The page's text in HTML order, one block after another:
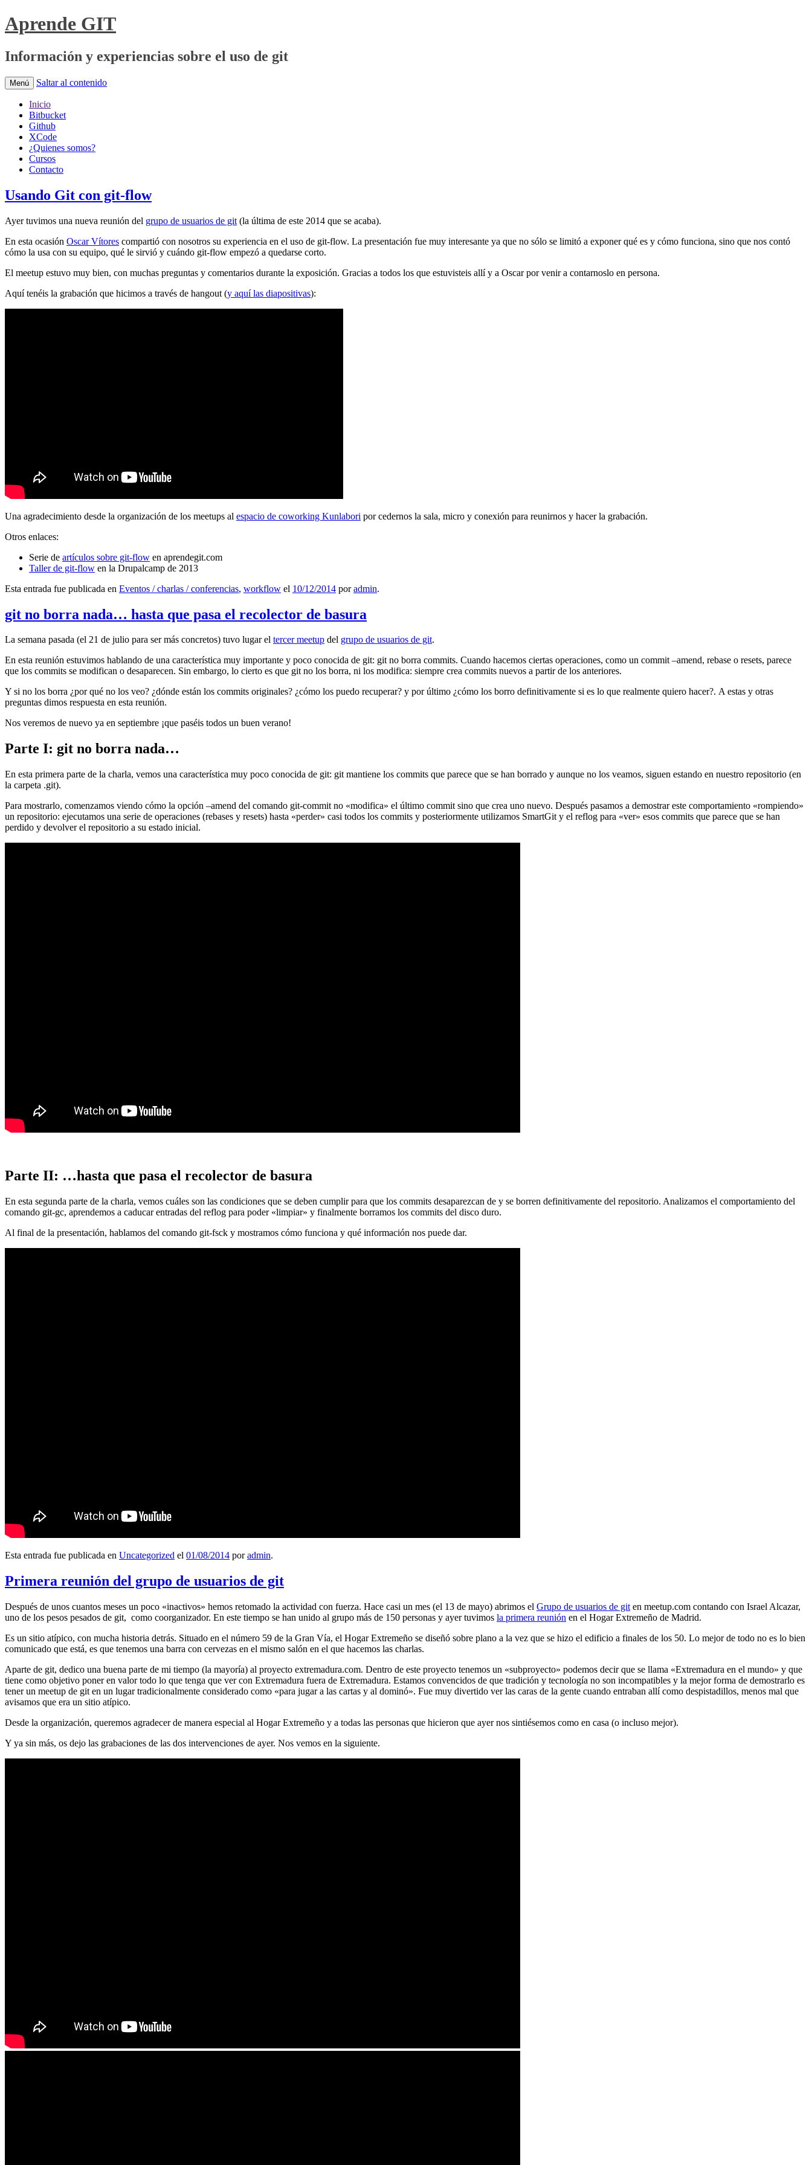
Aprende GIT
Información y experiencias sobre el uso de git
Menú Saltar al contenido
Inicio
Bitbucket
Github
XCode
¿Quienes somos?
Cursos
Contacto
Usando Git con git-flow
Ayer tuvimos una nueva reunión del grupo de usuarios de git (la última de este 2014 que se acaba).
En esta ocasión Oscar Vítores compartió con nosotros su experiencia en el uso de git-flow. La presentación fue muy interesante ya que no sólo se limitó a exponer qué es y cómo funciona, sino que nos contó
cómo la usa con su equipo, qué le sirvió y cuándo git-flow empezó a quedarse corto.
El meetup estuvo muy bien, con muchas preguntas y comentarios durante la exposición. Gracias a todos los que estuvisteis allí y a Oscar por venir a contarnoslo en persona.
Aquí tenéis la grabación que hicimos a través de hangout (y aquí las diapositivas):
Una agradecimiento desde la organización de los meetups al espacio de coworking Kunlabori por cedernos la sala, micro y conexión para reunirnos y hacer la grabación.
Otros enlaces:
Serie de artículos sobre git-flow en aprendegit.com
Taller de git-flow en la Drupalcamp de 2013
Esta entrada fue publicada en Eventos / charlas / conferencias, workflow el 10/12/2014 poradmin.
git no borra nada… hasta que pasa el recolector de basura
La semana pasada (el 21 de julio para ser más concretos) tuvo lugar el tercer meetup del grupo de usuarios de git.
En esta reunión estuvimos hablando de una característica muy importante y poco conocida de git: git no borra commits. Cuando hacemos ciertas operaciones, como un commit –amend, rebase o resets, parece
que los commits se modifican o desaparecen. Sin embargo, lo cierto es que git no los borra, ni los modifica: siempre crea commits nuevos a partir de los anteriores.
Y si no los borra ¿por qué no los veo? ¿dónde están los commits originales? ¿cómo los puedo recuperar? y por último ¿cómo los borro definitivamente si es lo que realmente quiero hacer?. A estas y otras
preguntas dimos respuesta en esta reunión.
Nos veremos de nuevo ya en septiembre ¡que paséis todos un buen verano!
Parte I: git no borra nada…
En esta primera parte de la charla, vemos una característica muy poco conocida de git: git mantiene los commits que parece que se han borrado y aunque no los veamos, siguen estando en nuestro repositorio (en
la carpeta .git).
Para mostrarlo, comenzamos viendo cómo la opción –amend del comando git-commit no «modifica» el último commit sino que crea uno nuevo. Después pasamos a demostrar este comportamiento «rompiendo»
un repositorio: ejecutamos una serie de operaciones (rebases y resets) hasta «perder» casi todos los commits y posteriormente utilizamos SmartGit y el reflog para «ver» esos commits que parece que se han
perdido y devolver el repositorio a su estado inicial.
Parte II: …hasta que pasa el recolector de basura
En esta segunda parte de la charla, vemos cuáles son las condiciones que se deben cumplir para que los commits desaparezcan de y se borren definitivamente del repositorio. Analizamos el comportamiento del
comando git-gc, aprendemos a caducar entradas del reflog para poder «limpiar» y finalmente borramos los commits del disco duro.
Al final de la presentación, hablamos del comando git-fsck y mostramos cómo funciona y qué información nos puede dar.
Esta entrada fue publicada en Uncategorized el 01/08/2014 poradmin.
Primera reunión del grupo de usuarios de git
Después de unos cuantos meses un poco «inactivos» hemos retomado la actividad con fuerza. Hace casi un mes (el 13 de mayo) abrimos el Grupo de usuarios de git en meetup.com contando con Israel Alcazar,
uno de los pesos pesados de git, como coorganizador. En este tiempo se han unido al grupo más de 150 personas y ayer tuvimos la primera reunión en el Hogar Extremeño de Madrid.
Es un sitio atípico, con mucha historia detrás. Situado en el número 59 de la Gran Vía, el Hogar Extremeño se diseñó sobre plano a la vez que se hizo el edificio a finales de los 50. Lo mejor de todo no es lo bien
comunicado que está, es que tenemos una barra con cervezas en el mismo salón en el que hacemos las charlas.
Aparte de git, dedico una buena parte de mi tiempo (la mayoría) al proyecto extremadura.com. Dentro de este proyecto tenemos un «subproyecto» podemos decir que se llama «Extremadura en el mundo» y que
tiene como objetivo poner en valor todo lo que tenga que ver con Extremadura fuera de Extremadura. Estamos convencidos de que tradición y tecnología no son incompatibles y la mejor forma de demostrarlo es
tener un meetup de git en un lugar tradicionalmente considerado como «para jugar a las cartas y al dominó». Fue muy divertido ver las caras de la gente cuando entraban allí como despistadillos, menos mal que
avisamos que era un sitio atípico.
Desde la organización, queremos agradecer de manera especial al Hogar Extremeño y a todas las personas que hicieron que ayer nos sintiésemos como en casa (o incluso mejor).
Y ya sin más, os dejo las grabaciones de las dos intervenciones de ayer. Nos vemos en la siguiente.